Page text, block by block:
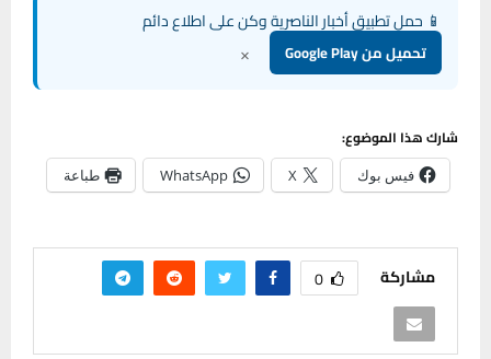
📱 حمل تطبيق أخبار الناصرية وكن على اطلاع دائم
تحميل من Google Play ×
شارك هذا الموضوع:
فيس بوك X
WhatsApp طباعة
مشاركة 0